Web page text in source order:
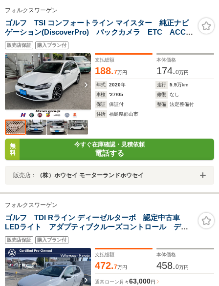
フォルクスワーゲン
ゴルフ TSI コンフォートライン マイスター 純正ナビ
ゲーション(DiscoverPro) バックカメラ ETC ACC
レーンキープアシスト ドライブレコーダー前後 純正
17インチアルミホイール 社外16インチアルミホイール
+スタッドレス
販売店保証 購入プラン付
支払総額
188.7万円
本体価格
174.0万円
年式 2020年 走行 5.9万km
車検
'27/05 修復
なし
保証
保証付 整備
法定整備付
住所
福島県郡山市
無
料
今すぐ在庫確認・見積依頼
電話する
販売店： （株）ホウセイ モーターランドホウセイ
フォルクスワーゲン
ゴルフ TDI Rライン ディーゼルターボ 認定中古車
LEDライト アダプティブクルーズコントロール ディ
ーゼル
販売店保証 購入プラン付
支払総額
472.7万円
本体価格
458.0万円
通常ローン 月々63,000円